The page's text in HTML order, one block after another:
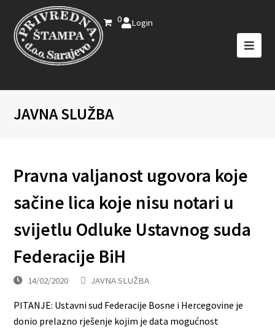
0 Login
JAVNA SLUŽBA
Pravna valjanost ugovora koje
sačine lica koje nisu notari u
svijetlu Odluke Ustavnog suda
Federacije BiH
14/02/2020 JAVNA SLUŽBA
PITANJE: Ustavni sud Federacije Bosne i Hercegovine je
donio prelazno rješenje kojim je data mogućnost